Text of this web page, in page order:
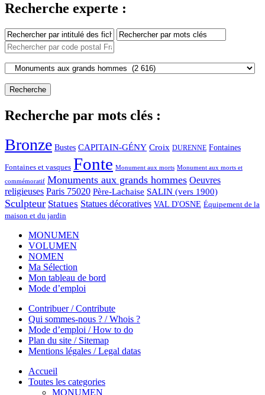
Recherche experte :
Recherche par mots clés :
Bronze Bustes CAPITAIN-GÉNY Croix DURENNE Fontaines
Fontaines et vasques Fonte Monument aux morts Monument aux morts et
commémoratif Monuments aux grands hommes Oeuvres
religieuses Paris 75020 Père-Lachaise SALIN (vers 1900)
Sculpteur Statues Statues décoratives VAL D'OSNE Équipement de la
maison et du jardin
MONUMEN
VOLUMEN
NOMEN
Ma Sélection
Mon tableau de bord
Mode d’emploi
Contribuer / Contribute
Qui sommes-nous ? / Whois ?
Mode d’emploi / How to do
Plan du site / Sitemap
Mentions légales / Legal datas
Accueil
Toutes les categories
MONUMEN